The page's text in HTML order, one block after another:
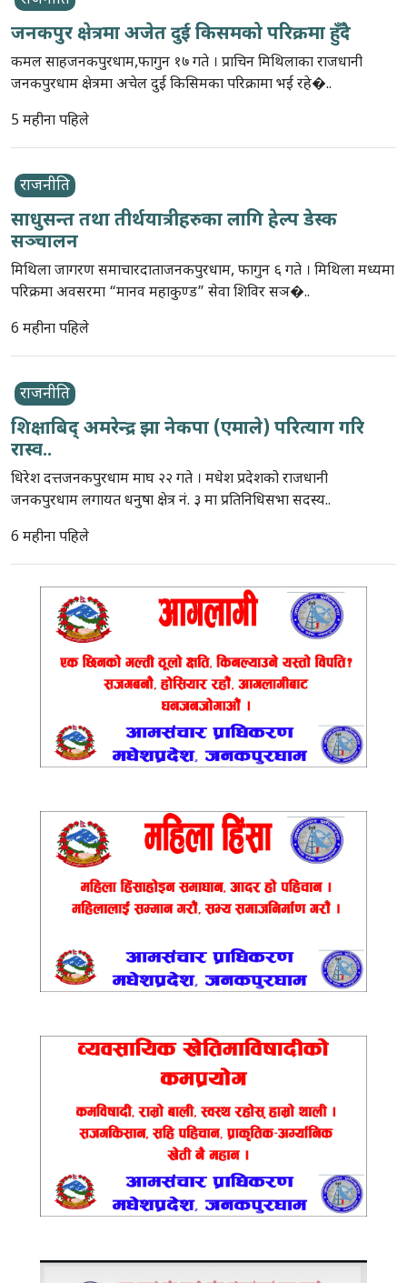
जनकपुर क्षेत्रमा अजेत दुई किसमको परिक्रमा हुँदै
कमल साहजनकपुरधाम,फागुन १७ गते । प्राचिन मिथिलाका राजधानी
जनकपुरधाम क्षेत्रमा अचेल दुई किसिमका परिक्रामा भई रहे�..
5 महीना पहिले
राजनीति
साधुसन्त तथा तीर्थयात्रीहरुका लागि हेल्प डेस्क
सञ्चालन
मिथिला जागरण समाचारदाताजनकपुरधाम, फागुन ६ गते । मिथिला मध्यमा
परिक्रमा अवसरमा “मानव महाकुण्ड” सेवा शिविर सञ�..
6 महीना पहिले
राजनीति
शिक्षाबिद् अमरेन्द्र झा नेकपा (एमाले) परित्याग गरि
रास्व..
धिरेश दत्तजनकपुरधाम माघ २२ गते । मधेश प्रदेशको राजधानी
जनकपुरधाम लगायत धनुषा क्षेत्र नं. ३ मा प्रतिनिधिसभा सदस्य..
6 महीना पहिले